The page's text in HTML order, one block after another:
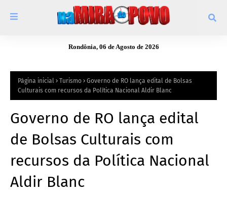
Rondônia, 06 de Agosto de 2026
Página inicial Turismo
Governo de RO lança edital de Bolsas
Culturais com recursos da Política Nacional Aldir Blanc
Governo de RO lança edital
de Bolsas Culturais com
recursos da Política Nacional
Aldir Blanc